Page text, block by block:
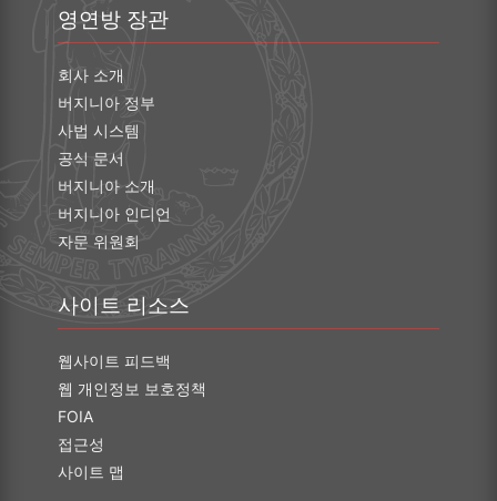
영연방 장관
회사 소개
버지니아 정부
사법 시스템
공식 문서
버지니아 소개
버지니아 인디언
자문 위원회
사이트 리소스
웹사이트 피드백
웹 개인정보 보호정책
FOIA
접근성
사이트 맵